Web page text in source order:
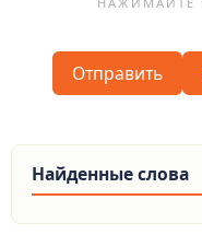
Отправить
Найденные слова